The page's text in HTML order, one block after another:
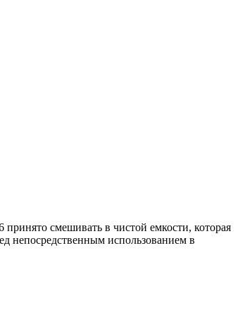
смешивать в чистой емкости, которая
непосредственным использованием в